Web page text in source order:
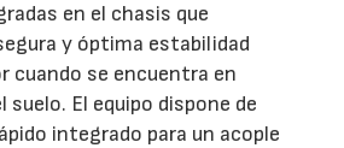
en el chasis que
y óptima estabilidad
cuando se encuentra en
suelo. El equipo dispone de
integrado para un acople